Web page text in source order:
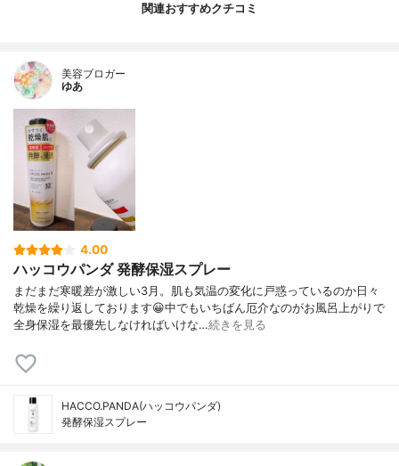
関連おすすめクチコミ
美容ブロガー
ゆあ
4.00
ハッコウパンダ 発酵保湿スプレー
まだまだ寒暖差が激しい3月。肌も気温の変化に戸惑っているのか日々
乾燥を繰り返しております😀中でもいちばん厄介なのがお風呂上がりで
全身保湿を最優先しなければいけな…続きを見る
HACCO.PANDA(ハッコウパンダ)
発酵保湿スプレー